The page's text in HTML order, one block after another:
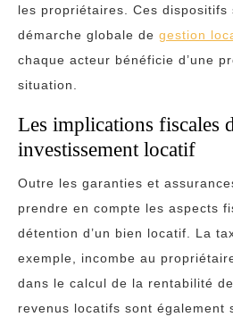
les propriétaires. Ces dispositifs
démarche globale de gestion
chaque acteur bénéficie d’une
situation.
Les implications fiscales
investissement locatif
Outre les garanties et
prendre en compte les aspects
détention d’un bien locatif. La
exemple, incombe au
dans le calcul de la rentabilité
revenus locatifs sont également